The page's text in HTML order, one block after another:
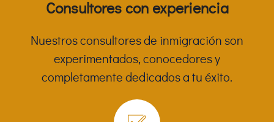
Consultores con experiencia
Nuestros consultores de inmigración son
experimentados, conocedores y
completamente dedicados a tu éxito.